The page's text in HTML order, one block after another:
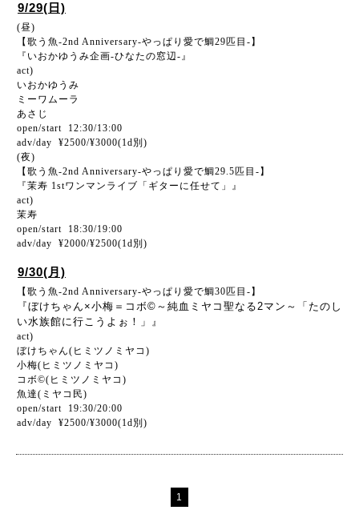
9/29(日)
(昼)
【歌う魚-2nd Anniversary-やっぱり愛で鯛29匹目-】
『いおかゆうみ企画-ひなたの窓辺-』
act)
いおかゆうみ
ミーワムーラ
あさじ
open/start 12:30/13:00
adv/day ¥2500/¥3000(1d別)
(夜)
【歌う魚-2nd Anniversary-やっぱり愛で鯛29.5匹目-】
『茉寿 1stワンマンライブ「ギターに任せて」』
act)
茉寿
open/start 18:30/19:00
adv/day ¥2000/¥2500(1d別)
9/30(月)
【歌う魚-2nd Anniversary-やっぱり愛で鯛30匹目-】
『ぼけちゃん×小梅＝コボ©～純血ミヤコ聖なる2マン～「たのし
い水族館に行こうよぉ！」』
act)
ぼけちゃん(ヒミツノミヤコ)
小梅(ヒミツノミヤコ)
コボ©(ヒミツノミヤコ)
魚達(ミヤコ民)
open/start 19:30/20:00
adv/day ¥2500/¥3000(1d別)
1